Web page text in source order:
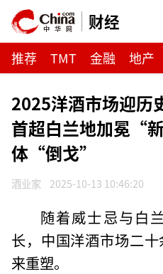
财经
推荐 TMT 金融 地产
2025洋酒市场迎历
首超白兰地加冕“
体“倒戈”
酒业家 2025-10-13 10:46:20
随着威士忌与白
长，中国洋酒市场二
来重塑。